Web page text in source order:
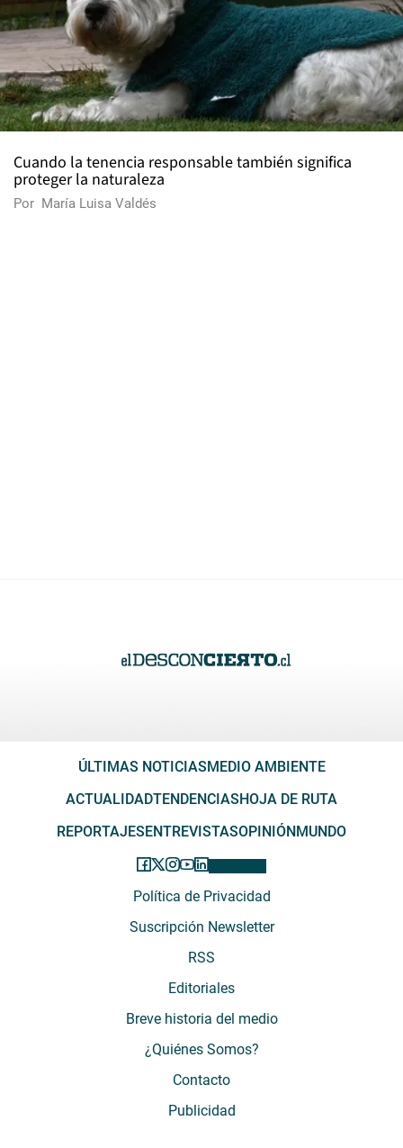
Cuando la tenencia responsable también significa
proteger la naturaleza
Por María Luisa Valdés
ÚLTIMAS NOTICIASMEDIO AMBIENTE
ACTUALIDADTENDENCIASHOJA DE RUTA
REPORTAJESENTREVISTASOPINIÓNMUNDO
Política de Privacidad
Suscripción Newsletter
RSS
Editoriales
Breve historia del medio
¿Quiénes Somos?
Contacto
Publicidad